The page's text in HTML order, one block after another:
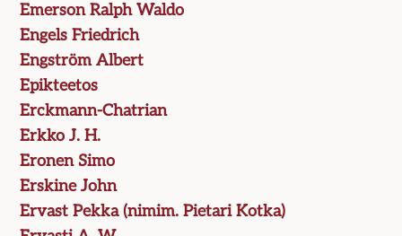
Emerson Ralph Waldo
Engels Friedrich
Engström Albert
Epikteetos
Erckmann-Chatrian
Erkko J. H.
Eronen Simo
Erskine John
Ervast Pekka (nimim. Pietari Kotka)